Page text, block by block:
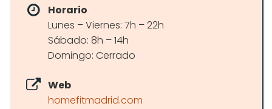
Horario
Lunes – Viernes: 7h – 22h
Sábado: 8h – 14h
Domingo: Cerrado
Web
homefitmadrid.com